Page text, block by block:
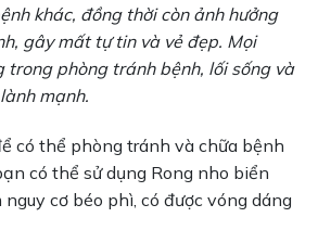
khác, đồng thời còn ảnh hưởng
gây mất tự tin và vẻ đẹp. Mọi
trong phòng tránh bệnh, lối sống và
lành mạnh.
có thể phòng tránh và chữa bệnh
có thể sử dụng Rong nho biển
cơ béo phì, có được vóng dáng